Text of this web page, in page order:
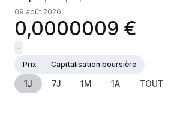
09 août 2026
0,0000009 €
-
Prix
Capitalisation boursière
1J 7J 1M 1A TOUT